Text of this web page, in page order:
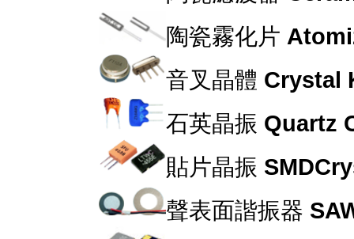
陶瓷霧化片
音叉晶體 Crystal
石英晶振 Quartz
貼片晶振
聲表面諧振器